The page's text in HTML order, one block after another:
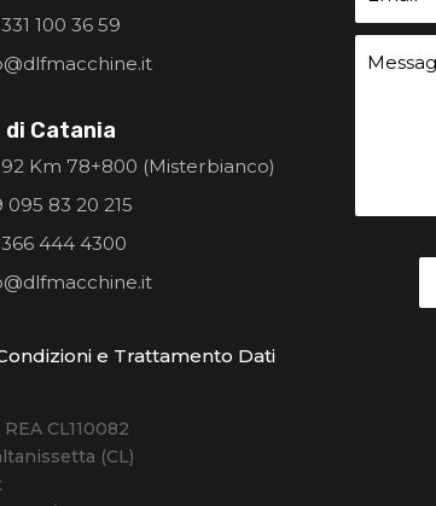
100 36 59
di Catania
Km 78+800 (Misterbianco)
095 83 20 215
444 4300
e Trattamento Dati
CL110082
(CL)